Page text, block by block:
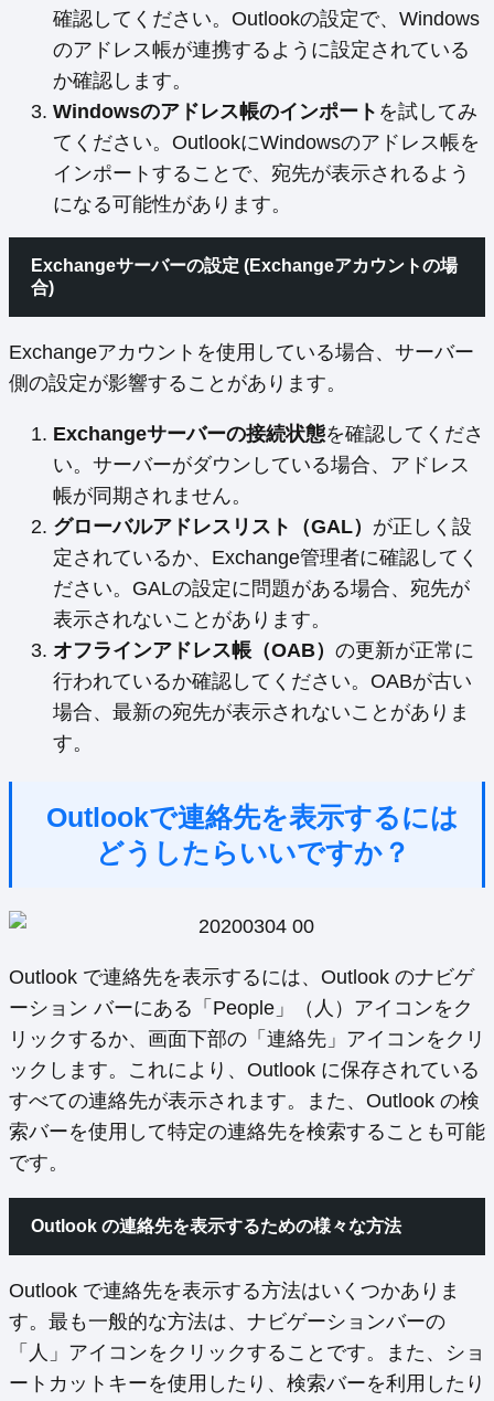
確認してください。Outlookの設定で、Windows
のアドレス帳が連携するように設定されている
か確認します。
Windowsのアドレス帳のインポート を試してみ
てください。OutlookにWindowsのアドレス帳を
インポートすることで、宛先が表示されるよう
になる可能性があります。
Exchangeサーバーの設定 (Exchangeアカウントの場
合)
Exchangeアカウントを使用している場合、サーバー
側の設定が影響することがあります。
Exchangeサーバーの接続状態を確認してくださ
い。サーバーがダウンしている場合、アドレス
帳が同期されません。
グローバルアドレスリスト（GAL） が正しく設
定されているか、Exchange管理者に確認してく
ださい。GALの設定に問題がある場合、宛先が
表示されないことがあります。
オフラインアドレス帳（OAB） の更新が正常に
行われているか確認してください。OABが古い
場合、最新の宛先が表示されないことがありま
す。
Outlookで連絡先を表示するには
どうしたらいいですか？
Outlook で連絡先を表示するには、Outlook のナビゲ
ーション バーにある「People」（人）アイコンをク
リックするか、画面下部の「連絡先」アイコンをクリ
ックします。これにより、Outlook に保存されている
すべての連絡先が表示されます。また、Outlook の検
索バーを使用して特定の連絡先を検索することも可能
です。
Outlook の連絡先を表示するための様々な方法
Outlook で連絡先を表示する方法はいくつかありま
す。最も一般的な方法は、ナビゲーションバーの
「人」アイコンをクリックすることです。また、ショ
ートカットキーを使用したり、検索バーを利用したり